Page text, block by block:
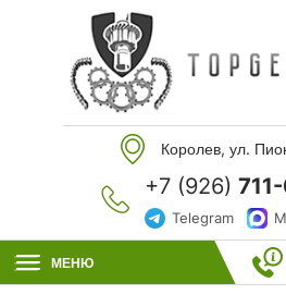
Королев, ул.
+7 (926)
Telegram
МЕНЮ